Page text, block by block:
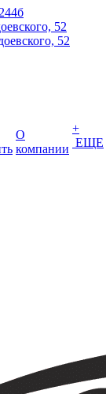
52
52
О
компании
+
ЕЩЕ